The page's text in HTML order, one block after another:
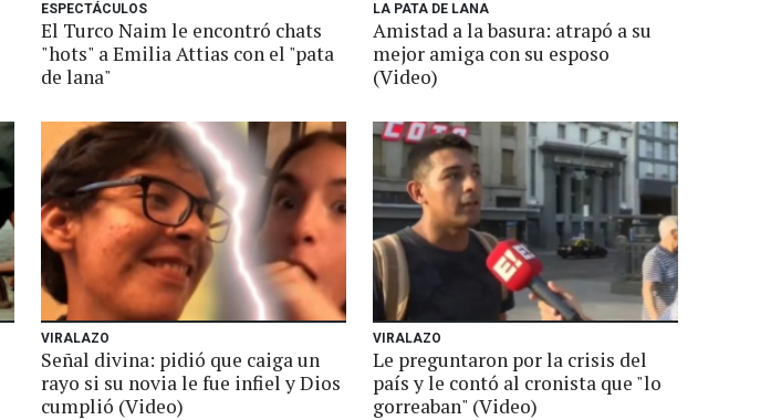
ESPECTÁCULOS
El Turco Naim le encontró chats
"hots" a Emilia Attias con el "pata
de lana"
LA PATA DE LANA
Amistad a la basura: atrapó a su
mejor amiga con su esposo
(Video)
VIRALAZO
Señal divina: pidió que caiga un
rayo si su novia le fue infiel y Dios
cumplió (Video)
VIRALAZO
Le preguntaron por la crisis del
país y le contó al cronista que "lo
gorreaban" (Video)